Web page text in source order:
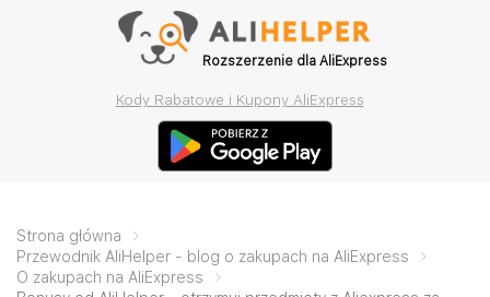
Rozszerzenie dla AliExpress
Kody Rabatowe i Kupony AliExpress
Strona główna
Przewodnik AliHelper - blog o zakupach na AliExpress
O zakupach na AliExpress